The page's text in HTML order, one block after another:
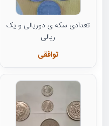
تعدادی سکه ی دوریالی و یک
ریالی
توافقی